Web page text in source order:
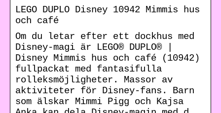
LEGO DUPLO Disney 10942 Mimmis hus
och café
Om du letar efter ett dockhus med
Disney-magi är LEGO® DUPLO® |
Disney Mimmis hus och café (10942)
fullpackat med fantasifulla
rolleksmöjligheter. Massor av
aktiviteter för Disney-fans. Barn
som älskar Mimmi Pigg och Kajsa